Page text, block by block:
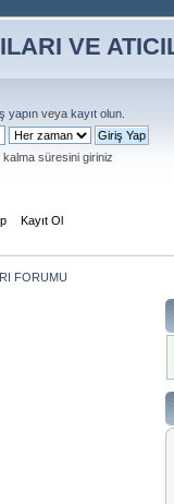
yapın veyakayıt olun
kalma süresini giriniz
Kayıt Ol
FORUMU